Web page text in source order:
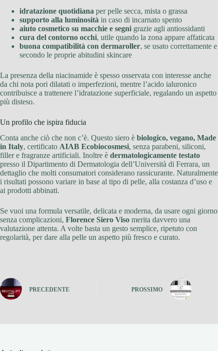
idratazione quotidiana per pelle secca, mista o grassa
supporto alla luminosità in caso di incarnato spento
aiuto cosmetico su macchie e segni grazie agli antiossidanti
cura del contorno occhi, utile quando la zona appare affaticata
buona compatibilità con dermaroller, se usato correttamente e
secondo le proprie abitudini skincare
La presenza della niacinamide è spesso osservata con interesse anche
da chi nota pori dilatati o imperfezioni, mentre l’acido ialuronico
contribuisce a trattenere l’idratazione superficiale, regalando un aspetto
più disteso.
Un profilo che ispira fiducia
Conta anche ciò che non c’è. Questo siero è biologico, vegano, Made
in Italy, certificato AIAB Ecobiocosmesi, senza parabeni, siliconi,
filler e fragranze artificiali. Inoltre è dermatologicamente testato
presso il Dipartimento di Dermatologia dell’Università di Ferrara, un
dettaglio che molti consumatori considerano rassicurante. Naturalmente
i risultati possono variare in base al tipo di pelle, alla costanza d’uso e
ai prodotti abbinati.
Se vuoi una formula versatile, delicata e moderna, da usare ogni giorno
senza complicazioni, Florence Siero Viso merita davvero una
valutazione attenta. A volte basta un gesto semplice, ripetuto con
regolarità, per dare alla pelle un aspetto più fresco e curato.
PRECEDENTE PROSSIMO